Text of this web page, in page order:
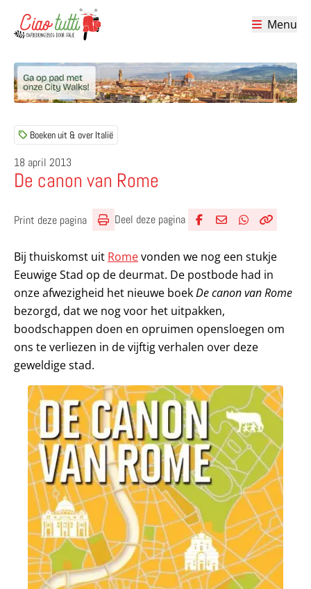
Menu
Boeken uit & over Italië
18 april 2013
De canon van Rome
Print deze pagina Deel deze pagina
Bij thuiskomst uit Romevonden we nog een stukje
Eeuwige Stad op de deurmat. De postbode had in
onze afwezigheid het nieuwe boekDe canon van Rome
bezorgd, dat we nog voor het uitpakken,
boodschappen doen en opruimen opensloegen om
ons te verliezen in de vijftig verhalen over deze
geweldige stad.